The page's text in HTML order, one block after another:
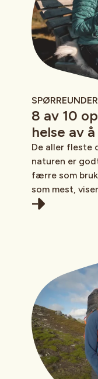
8 av 10
helse av
De aller fleste
naturen er
færre som
som mest,